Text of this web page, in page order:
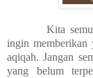
Kita
ingin memberikan
aqiqah. Jangan
yang belum